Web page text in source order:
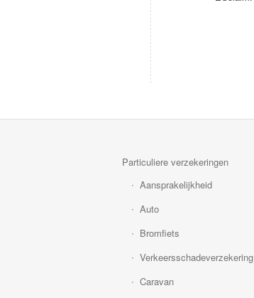
Particuliere verzekeringen
Aansprakelijkheid
Auto
Bromfiets
Verkeersschadeverzekering
Caravan